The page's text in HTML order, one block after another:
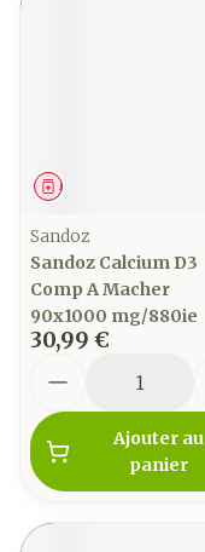
Médicament
Sandoz
Sandoz Calcium D3
Comp A Macher
90x1000 mg/880ie
30,99 €
Ajouter au
panier